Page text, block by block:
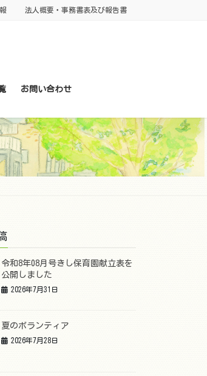
法人概要・事務書表及び報告書
お問い合わせ
令和8年08月号きし保育園献立表を
公開しました
2026年7月31日
夏のボランティア
2026年7月28日